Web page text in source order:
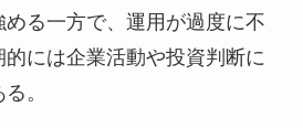
る一方で、運用が過度に不
には企業活動や投資判断に
。